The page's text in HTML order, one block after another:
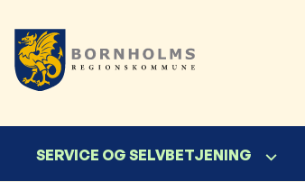
SERVICE OG SELVBETJENING